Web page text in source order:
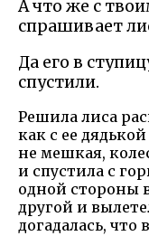
А что же с
спрашивает
Да его в
спустили.
Решила лиса
как с ее
не мешкая,
и спустила с
одной стороны
другой и
догадалась, что